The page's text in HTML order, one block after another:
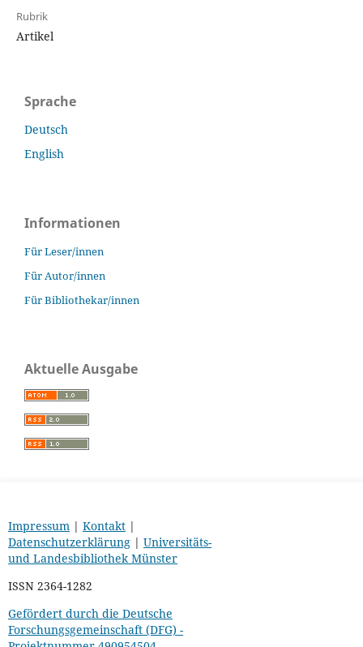
Rubrik
Artikel
Sprache
Deutsch
English
Informationen
Für Leser/innen
Für Autor/innen
Für Bibliothekar/innen
Aktuelle Ausgabe
Impressum | Kontakt|
Datenschutzerklärung| Universitäts-
und Landesbibliothek Münster
ISSN 2364-1282
Gefördert durch die Deutsche
Forschungsgemeinschaft (DFG) -